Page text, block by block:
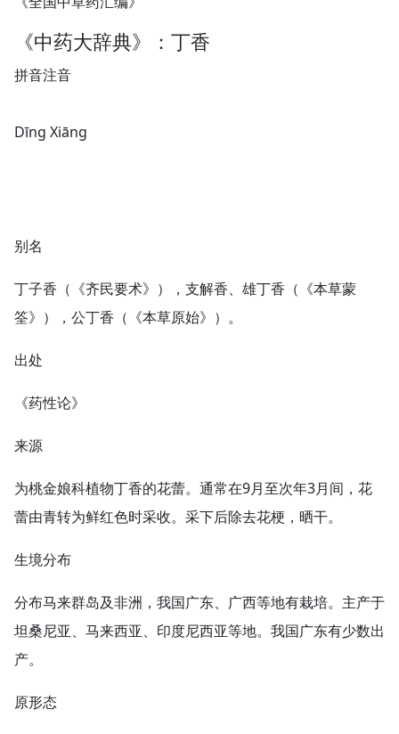
《中药大辞典》：丁香
拼音注音
Dīnɡ Xiānɡ
别名
丁子香（《齐民要术》），支解香、雄丁香（《本草蒙
筌》），公丁香（《本草原始》）。
出处
《药性论》
来源
为桃金娘科植物丁香的花蕾。通常在9月至次年3月间，花
蕾由青转为鲜红色时采收。采下后除去花梗，晒干。
生境分布
分布马来群岛及非洲，我国广东、广西等地有栽培。主产于
坦桑尼亚、马来西亚、印度尼西亚等地。我国广东有少数出
产。
原形态